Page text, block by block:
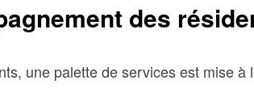
des
une palette de services est mise à